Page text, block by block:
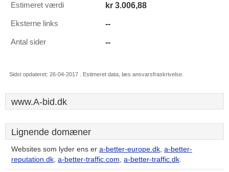
Estimeret værdi kr 3.006,88
Eksterne links --
Antal sider --
Sidst opdateret: 26-04-2017 . Estimeret data, læs ansvarsfraskrivelse.
www.A-bid.dk
Lignende domæner
Websites som lyder ens er a-better-europe.dk, a-better-
reputation.dk, a-better-traffic.com, a-better-traffic.dk.